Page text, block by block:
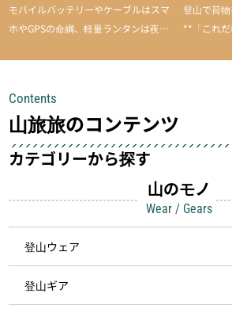
モバイルバッテリーやケーブルはスマ
ホやGPSの命綱、軽量ランタンは夜間
して安全にしてくれます
登山で荷物
**「これ
Contents
山旅旅のコンテンツ
カテゴリーから探す
山のモノ
Wear / Gears
登山ウェア
登山ギア